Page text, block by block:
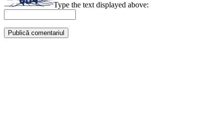
Type the text displayed above: